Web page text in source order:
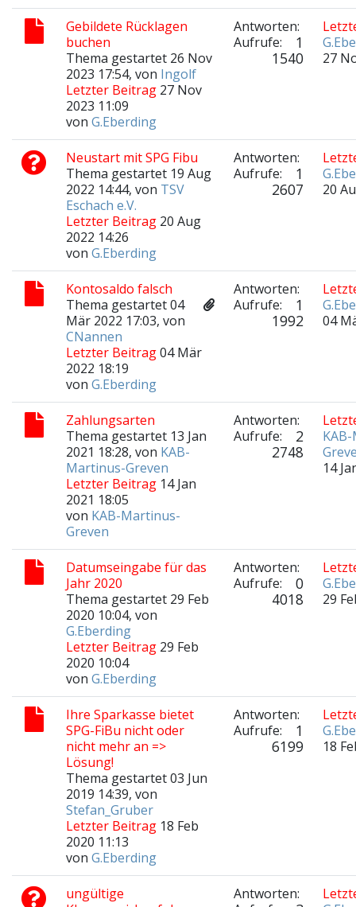
Gebildete Rücklagen
buchen
Thema gestartet 26 Nov
2023 17:54, von Ingolf
Letzter Beitrag 27 Nov
2023 11:09
von G.Eberding
Antworten:
1
Aufrufe:
1540
27
Neustart mit SPG Fibu
Thema gestartet 19 Aug
2022 14:44, von TSV
Eschach e.V.
Letzter Beitrag 20 Aug
2022 14:26
von G.Eberding
Antworten:
1
Aufrufe:
2607
20
Kontosaldo falsch
Thema gestartet 04
Mär 2022 17:03, von
CNannen
Letzter Beitrag04 Mär
2022 18:19
von G.Eberding
Antworten:
1
Aufrufe:
1992
04
Zahlungsarten
Thema gestartet 13 Jan
2021 18:28, von KAB-
Martinus-Greven
Letzter Beitrag 14 Jan
2021 18:05
von KAB-Martinus-
Greven
Antworten:
2
Aufrufe:
2748
14
Datumseingabe für das
Jahr 2020
Thema gestartet 29 Feb
2020 10:04, von
G.Eberding
Letzter Beitrag 29 Feb
2020 10:04
von G.Eberding
Antworten:
0
Aufrufe:
4018
29
Ihre Sparkasse bietet
SPG-FiBu nicht oder
nicht mehr an =>
Lösung!
Thema gestartet 03 Jun
2019 14:39, von
Stefan_Gruber
Letzter Beitrag 18 Feb
2020 11:13
von G.Eberding
Antworten:
1
Aufrufe:
6199
18
ungültige
Antworten: